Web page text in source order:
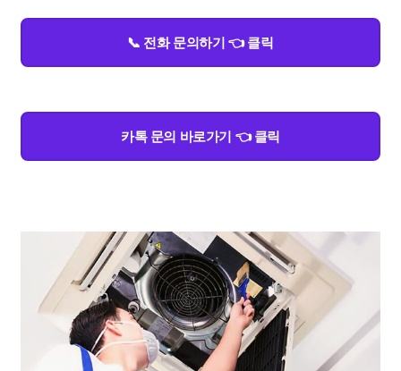
📞 전화 문의하기 👈 클릭
카톡 문의 바로가기 👈 클릭